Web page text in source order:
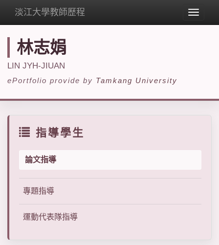
Toggle
淡江大學教師歷程
林志娟
LIN JYH-JIUAN
ePortfolio provide by Tamkang University
指導學生
論文指導
專題指導
運動代表隊指導